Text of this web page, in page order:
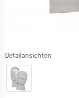
Detailansichten